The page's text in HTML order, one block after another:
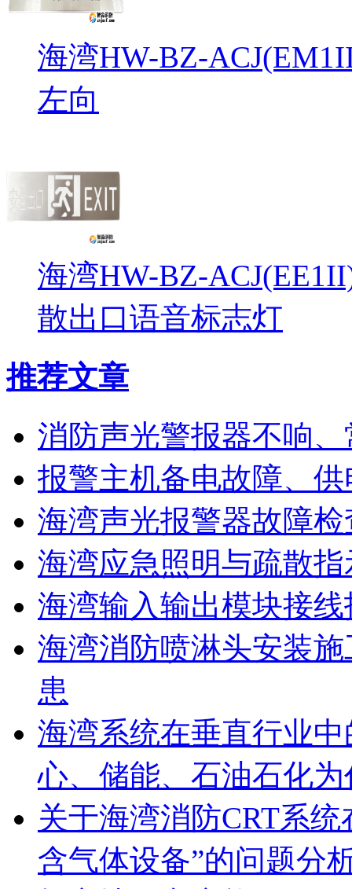
海湾HW-BZ-
左向
海湾HW-BZ-
散出口语音标志灯
推荐文章
消防声光警报器不响
报警主机备电故障、
海湾声光报警器故障
海湾应急照明与疏散
海湾输入输出模块接
海湾消防喷淋头安装
患
海湾系统在垂直行业
心、储能、石油石化
关于海湾消防CRT系
含气体设备”的问题分